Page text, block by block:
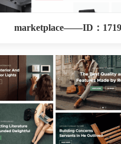
marketplace——ID：1719